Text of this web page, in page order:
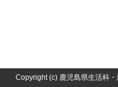
Copyright (c) 鹿児島県生活科